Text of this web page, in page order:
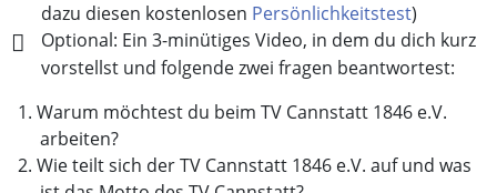
dazu diesen kostenlosen Persönlichkeitstest)
Optional: Ein 3-minütiges Video, in dem du dich kurz
vorstellst und folgende zwei fragen beantwortest:
Warum möchtest du beim TV Cannstatt 1846 e.V.
arbeiten?
Wie teilt sich der TV Cannstatt 1846 e.V. auf und was